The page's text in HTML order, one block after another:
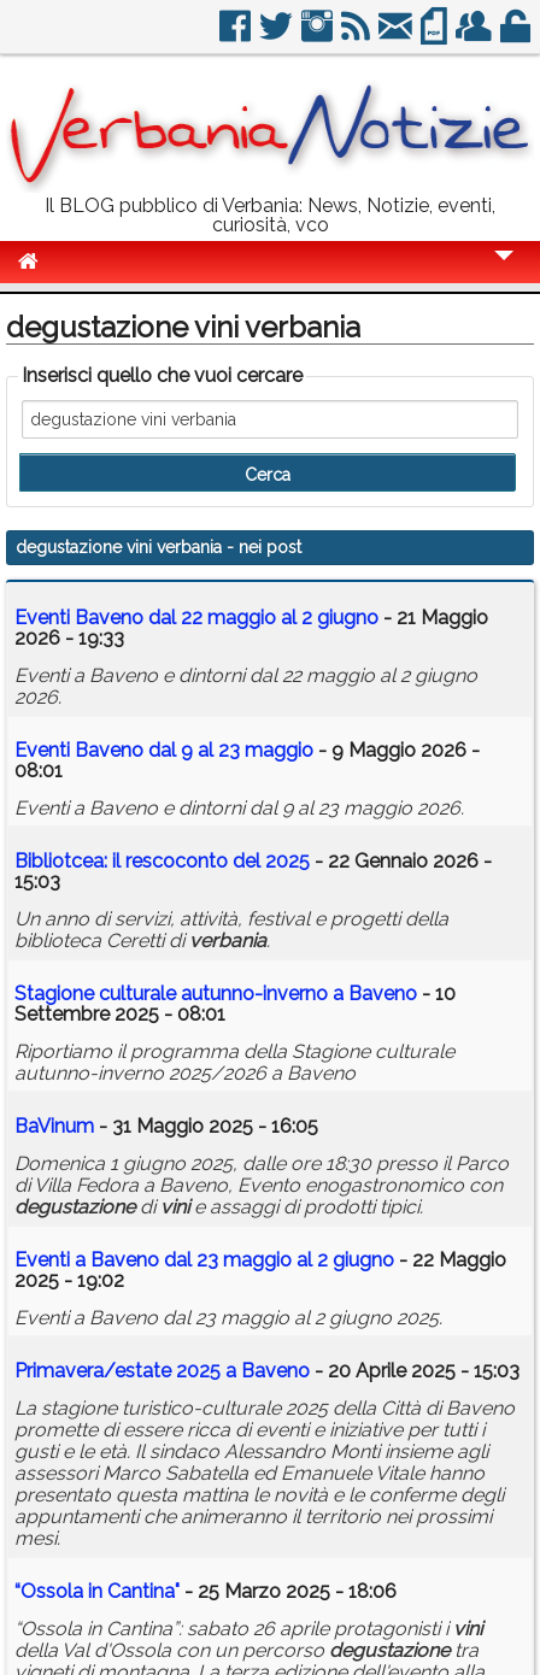
Il BLOG pubblico di Verbania: News, Notizie, eventi,
curiosità, vco
Politica
Sport
Eventi
Info Utili
Rubriche
Calendario
Annunci
degustazione vini verbania
Inserisci quello che vuoi cercare
degustazione vini verbania - nei post
Eventi Baveno dal 22 maggio al 2 giugno - 21 Maggio
2026 - 19:33
Eventi a Baveno e dintorni dal 22 maggio al 2 giugno
2026.
Eventi Baveno dal 9 al 23 maggio - 9 Maggio 2026 -
08:01
Eventi a Baveno e dintorni dal 9 al 23 maggio 2026.
Bibliotcea: il rescoconto del 2025 - 22 Gennaio 2026 -
15:03
Un anno di servizi, attività, festival e progetti della
biblioteca Ceretti di verbania.
Stagione culturale autunno-inverno a Baveno - 10
Settembre 2025 - 08:01
Riportiamo il programma della Stagione culturale
autunno-inverno 2025/2026 a Baveno
BaVinum - 31 Maggio 2025 - 16:05
Domenica 1 giugno 2025, dalle ore 18:30 presso il Parco
di Villa Fedora a Baveno, Evento enogastronomico con
degustazionedi vinie assaggi di prodotti tipici.
Eventi a Baveno dal 23 maggio al 2 giugno - 22 Maggio
2025 - 19:02
Eventi a Baveno dal 23 maggio al 2 giugno 2025.
Primavera/estate 2025 a Baveno - 20 Aprile 2025 - 15:03
La stagione turistico-culturale 2025 della Città di Baveno
promette di essere ricca di eventi e iniziative per tutti i
gusti e le età. Il sindaco Alessandro Monti insieme agli
assessori Marco Sabatella ed Emanuele Vitale hanno
presentato questa mattina le novità e le conferme degli
appuntamenti che animeranno il territorio nei prossimi
mesi.
“Ossola in Cantina" - 25 Marzo 2025 - 18:06
“Ossola in Cantina”: sabato 26 aprile protagonisti i vini
della Val d'Ossola con un percorso degustazionetra